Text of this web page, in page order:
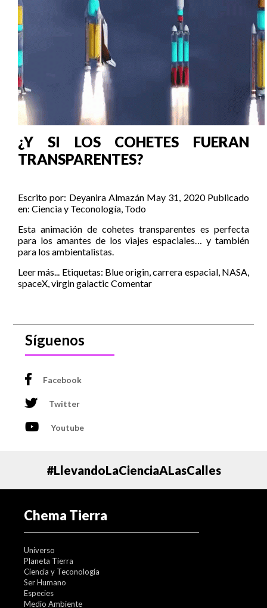
¿Y SI LOS COHETES FUERAN
TRANSPARENTES?
Escrito por: Deyanira Almazán May 31, 2020 Publicado
en: Ciencia y Teconología, Todo
Esta animación de cohetes transparentes es perfecta
para los amantes de los viajes espaciales… y también
para los ambientalistas.
Leer más... Etiquetas: Blue origin,carrera espacial, NASA,
spaceX,virgin galactic Comentar
Síguenos
Facebook
Twitter
Youtube
#LlevandoLaCienciaALasCalles
Chema Tierra
Universo
Planeta Tierra
Ciencia y Teconología
Ser Humano
Especies
Medio Ambiente